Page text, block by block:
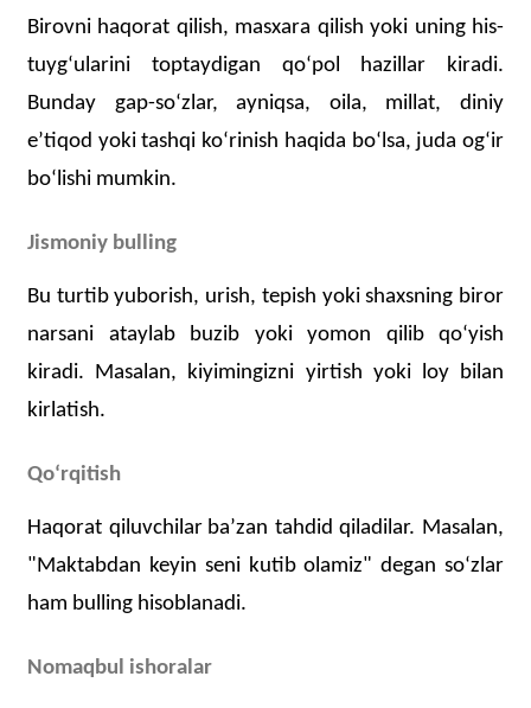
Birovni haqorat qilish, masxara qilish yoki uning his-
tuygʻularini toptaydigan qoʻpol hazillar kiradi.
Bunday gap-soʻzlar, ayniqsa, oila, millat, diniy
eʼtiqod yoki tashqi koʻrinish haqida boʻlsa, juda ogʻir
boʻlishi mumkin.
Jismoniy bulling
Bu turtib yuborish, urish, tepish yoki shaxsning biror
narsani ataylab buzib yoki yomon qilib qoʻyish
kiradi. Masalan, kiyimingizni yirtish yoki loy bilan
kirlatish.
Qoʻrqitish
Haqorat qiluvchilar baʼzan tahdid qiladilar. Masalan,
"Maktabdan keyin seni kutib olamiz" degan soʻzlar
ham bulling hisoblanadi.
Nomaqbul ishoralar